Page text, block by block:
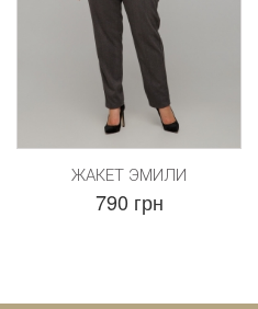
ЖАКЕТ ЭМИЛИ
790 грн